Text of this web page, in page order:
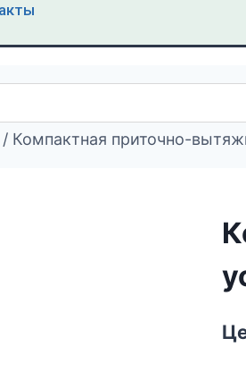
/ Компактная приточно-